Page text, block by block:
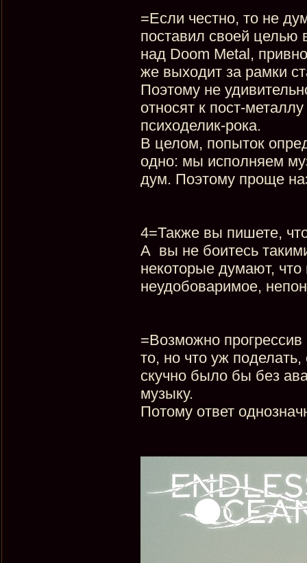
=Если честно, то не
поставил своей целью
над Doom Metal,
же выходит за рамки
Поэтому не
относят к пост-
психоделик-рока.
В целом, попыток
одно: мы исполняем
дум. Поэтому проще
4=Также вы пишете,
А вы не боитесь
некоторые думают, что
неудобоваримое,
=Возможно
то, но что уж
скучно было бы без
музыку.
Потому ответ